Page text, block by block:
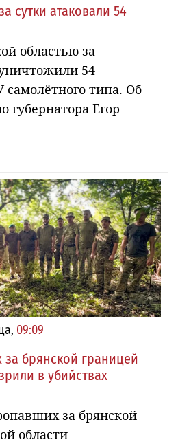
сутки атаковали 54
областью за
54
самолётного типа. Об
губернатора Егор
09:09
брянской границей
в убийствах
за брянской
области